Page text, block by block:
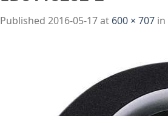
Published 2016-05-17at 600 × 707 in